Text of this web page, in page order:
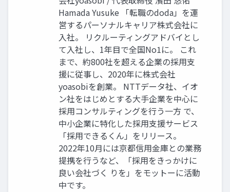
Hamada Yusuke 「転職のdoda」を運
営するパーソナルキャリア株式会社に
入社。 リクルーティングアドバイとし
て入社し、1年目で全国No1に。 これ
まで、約800社を超える企業の採用支
援に従事し、2020年に株式会社
yoasobiを創業。 NTTデータ社、イオ
ン社をはじめとする大手企業を中心に
採用コンサルティングを行う一方 で、
中小企業に特化した採用支援サービス
「採用できるくん」をリリース。
2022年10月には京都信用金庫との業務
提携を行うなど、「採用をきっかけに
良い会社づく りを」をモットーに活動
中です。